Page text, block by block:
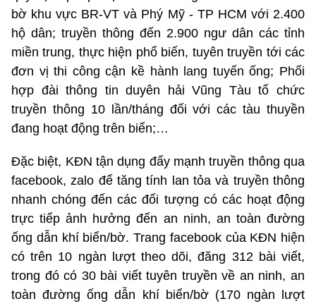
bờ khu vực BR-VT và Phý Mỹ - TP HCM với 2.400
hộ dân; truyền thông đến 2.900 ngư dân các tỉnh
miền trung, thực hiện phổ biến, tuyên truyền tới các
đơn vị thi công cận kề hành lang tuyến ống; Phối
hợp đài thông tin duyên hải Vũng Tàu tổ chức
truyền thông 10 lần/tháng đối với các tàu thuyền
đang hoạt động trên biển;…
Đặc biệt, KĐN tận dụng đẩy mạnh truyền thông qua
facebook, zalo để tăng tính lan tỏa và truyền thông
nhanh chóng đến các đối tượng có các hoạt động
trực tiếp ảnh hưởng đến an ninh, an toàn đường
ống dẫn khí biển/bờ. Trang facebook của KĐN hiện
có trên 10 ngàn lượt theo dõi, đăng 312 bài viết,
trong đó có 30 bài viết tuyên truyền về an ninh, an
toàn đường ống dẫn khí biển/bờ (170 ngàn lượt